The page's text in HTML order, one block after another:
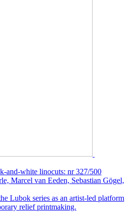
and-white linocuts: nr 327/500
Marcel van Eeden, Sebastian Gögel,
Lubok series as an artist-led platform
relief printmaking.